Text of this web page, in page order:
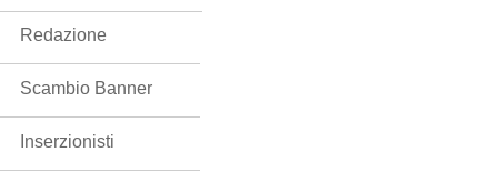
Redazione
Scambio Banner
Inserzionisti